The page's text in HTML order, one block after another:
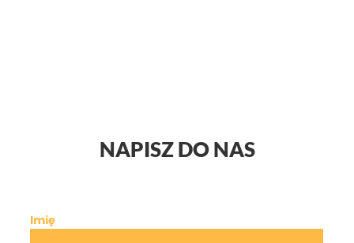
NAPISZ DO NAS
Imię